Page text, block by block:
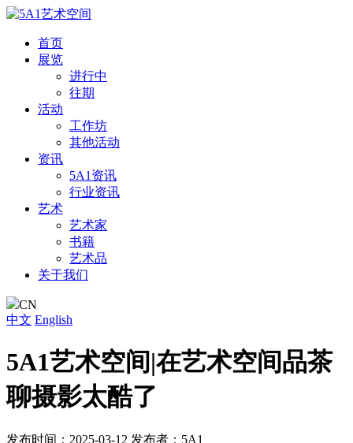
首页
展览
进行中
往期
活动
工作坊
其他活动
资讯
5A1资讯
行业资讯
艺术
艺术家
书籍
艺术品
关于我们
CN
中文 English
5A1艺术空间|在艺术空间品茶
聊摄影太酷了
发布时间：2025-03-12 发布者：5A1